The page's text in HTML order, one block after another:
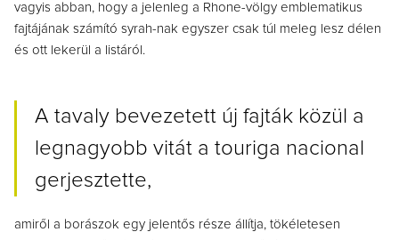
vagyis abban, hogy a jelenleg a Rhone-völgy emblematikus
fajtájának számító syrah-nak egyszer csak túl meleg lesz délen
és ott lekerül a listáról.
A tavaly bevezetett új fajták közül a
legnagyobb vitát a touriga nacional
gerjesztette,
amiről a borászok egy jelentős része állítja, tökéletesen